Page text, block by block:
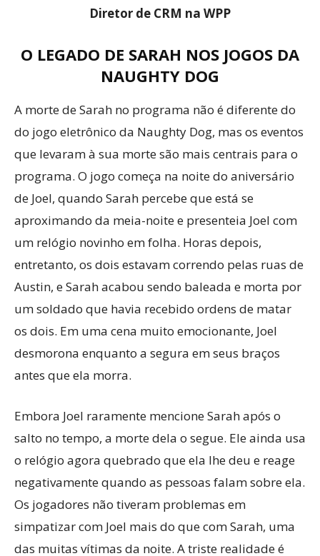
Diretor de CRM na WPP
O LEGADO DE SARAH NOS JOGOS DA
NAUGHTY DOG
A morte de Sarah no programa não é diferente do
do jogo eletrônico da Naughty Dog, mas os eventos
que levaram à sua morte são mais centrais para o
programa. O jogo começa na noite do aniversário
de Joel, quando Sarah percebe que está se
aproximando da meia-noite e presenteia Joel com
um relógio novinho em folha. Horas depois,
entretanto, os dois estavam correndo pelas ruas de
Austin, e Sarah acabou sendo baleada e morta por
um soldado que havia recebido ordens de matar
os dois. Em uma cena muito emocionante, Joel
desmorona enquanto a segura em seus braços
antes que ela morra.
Embora Joel raramente mencione Sarah após o
salto no tempo, a morte dela o segue. Ele ainda usa
o relógio agora quebrado que ela lhe deu e reage
negativamente quando as pessoas falam sobre ela.
Os jogadores não tiveram problemas em
simpatizar com Joel mais do que com Sarah, uma
das muitas vítimas da noite. A triste realidade é